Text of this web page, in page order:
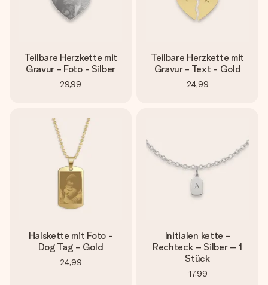
Teilbare Herzkette mit
Gravur - Foto - Silber
29,99
Teilbare Herzkette mit
Gravur - Text - Gold
24,99
Halskette mit Foto -
Dog Tag - Gold
24,99
Initialen kette -
Rechteck – Silber – 1
Stück
17,99